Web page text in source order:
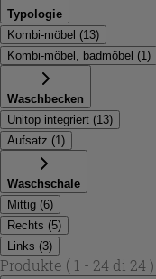
Typologie
Kombi-möbel (13)
Kombi-möbel, badmöbel (1 )
Waschbecken
Unitop integriert (13)
Aufsatz (1 )
Waschschale
Mittig (6)
Rechts (5)
Links (3)
Produkte ( 1 - 24 di 24 )